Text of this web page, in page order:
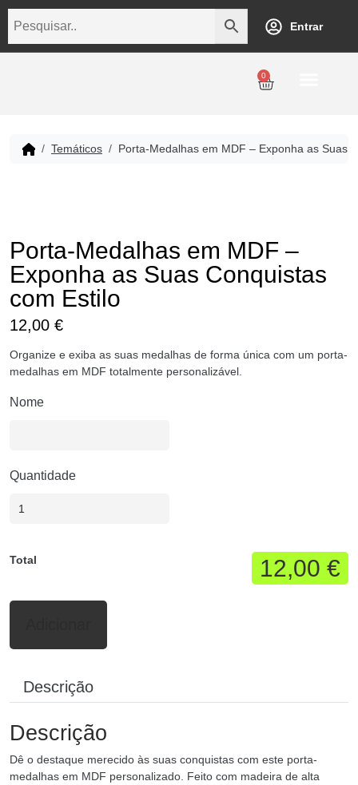
Entrar
0
Temáticos Porta-Medalhas em MDF – Exponha as Suas
Porta-Medalhas em MDF –
Exponha as Suas Conquistas
com Estilo
12,00 €
Organize e exiba as suas medalhas de forma única com um porta-
medalhas em MDF totalmente personalizável.
Nome
Quantidade
Total 12,00 €
Descrição
Descrição
Dê o destaque merecido às suas conquistas com este porta-
medalhas em MDF personalizado. Feito com madeira de alta